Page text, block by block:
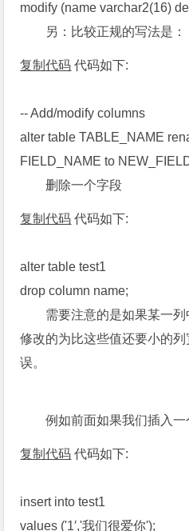
modify (name varchar2(16)
另：比较正规的写法是：
复制代码 代码如下:
-- Add/modify columns
alter table TABLE_NAME
FIELD_NAME to
删除一个字段
复制代码 代码如下:
alter table test1
drop column name;
需要注意的是如果某一
修改的为比这些值还要小的
误。
例如前面如果我们插入一
复制代码 代码如下:
insert into test1
values ('1′,'我们很爱你');